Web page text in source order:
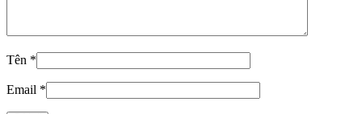
Tên *
Email *